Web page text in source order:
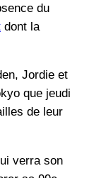
du
dont la
Jordie et
que jeudi
de leur
verra son